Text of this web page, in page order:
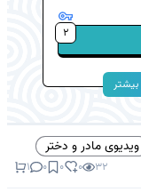
2
ویدیوی مادر و دختر
32
0
0
0
1